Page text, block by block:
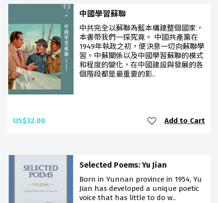
中國學習蘇聯
中共完全以蘇聯為藍本構建整個國家，
本書帶我們一探究竟。 中國共產黨在
1949年執政之初，便決意一切向蘇聯學
習。中蘇關係以及中國學習蘇聯的模式
和程度的變化，在中國建設與發展的各
個階段都是最重要的影..
US$32.00 Add to Cart
Selected Poems: Yu Jian
Born in Yunnan province in 1954, Yu
Jian has developed a unique poetic
voice that has little to do w..